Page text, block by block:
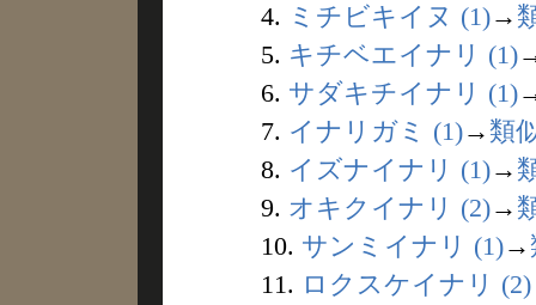
4. ミチビキイヌ (1)→
5. キチベエイナリ (1)
6. サダキチイナリ (1)
7. イナリガミ (1)→ 類
8. イズナイナリ (1)→
9. オキクイナリ (2)→
10. サンミイナリ (1)→
11. ロクスケイナリ (2)